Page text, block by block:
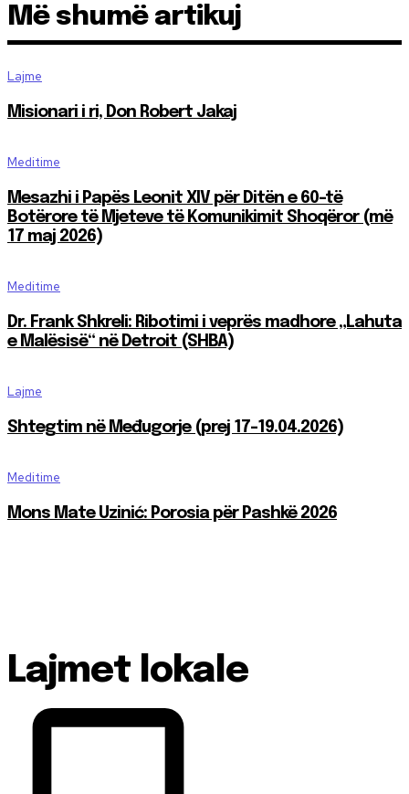
Më shumë artikuj
Lajme
Misionari i ri, Don Robert Jakaj
Meditime
Mesazhi i Papës Leonit XIV për Ditën e 60-të
Botërore të Mjeteve të Komunikimit Shoqëror (më
17 maj 2026)
Meditime
Dr. Frank Shkreli: Ribotimi i veprës madhore „Lahuta
e Malësisë“ në Detroit (SHBA)
Lajme
Shtegtim në Međugorje (prej 17-19.04.2026)
Meditime
Mons Mate Uzinić: Porosia për Pashkë 2026
Lajmet lokale